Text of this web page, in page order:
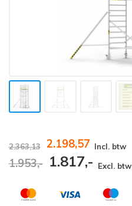
2.363,13 2.198,57 Incl. btw
1.953,- 1.817,- Excl. btw